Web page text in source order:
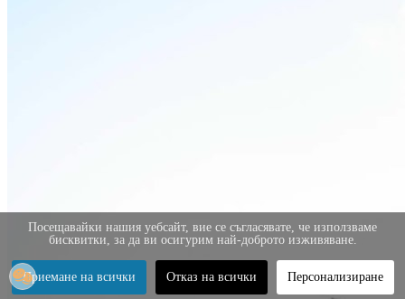
Посещавайки нашия уебсайт, вие се съгласявате, че използваме
бисквитки, за да ви осигурим най-доброто изживяване.
Приемане на всички Отказ на всички Персонализиране